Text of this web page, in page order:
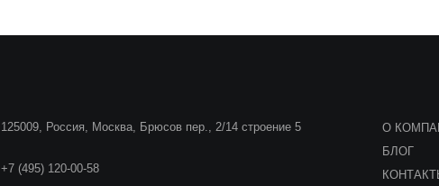
125009, Россия, Москва, Брюсов пер., 2/14 строение 5
+7 (495) 120-00-58
О
БЛОГ